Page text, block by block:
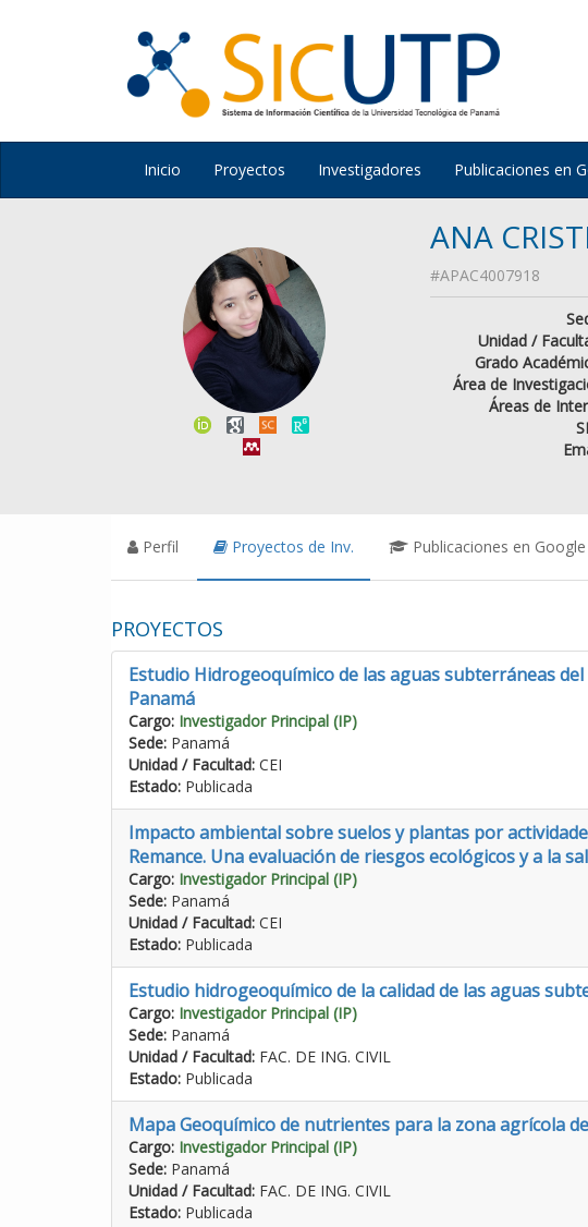
Inicio Proyectos Investigadores Publicaciones en
ANA
#APAC4007918
Unidad /
Grado
Área de
Áreas de
Perfil Proyectos de Inv. Publicaciones en
PROYECTOS
Estudio Hidrogeoquímico de las aguas subterráneas
Panamá
Cargo: Investigador Principal (IP)
Sede: Panamá
Unidad / Facultad: CEI
Estado: Publicada
Impacto ambiental sobre suelos y plantas por
Remance. Una evaluación de riesgos ecológicos y a la
Cargo: Investigador Principal (IP)
Sede: Panamá
Unidad / Facultad: CEI
Estado: Publicada
Estudio hidrogeoquímico de la calidad de las aguas
Cargo: Investigador Principal (IP)
Sede: Panamá
Unidad / Facultad: FAC. DE ING. CIVIL
Estado: Publicada
Mapa Geoquímico de nutrientes para la zona agrícola
Cargo: Investigador Principal (IP)
Sede: Panamá
Unidad / Facultad: FAC. DE ING. CIVIL
Estado: Publicada